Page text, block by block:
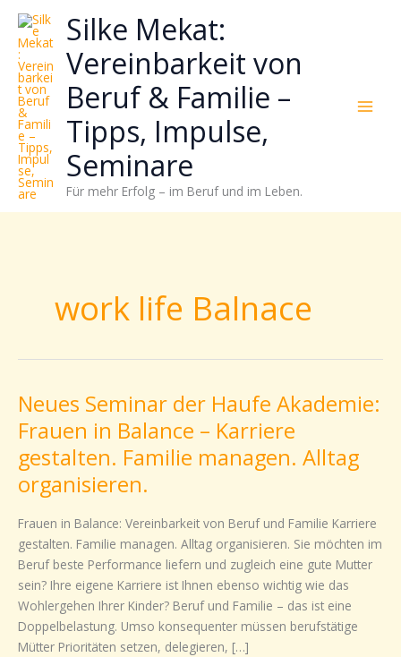
Zum
Inhalt
springen
Silke Mekat:
Vereinbarkeit von
Beruf & Familie –
Tipps, Impulse,
Seminare
Für mehr Erfolg – im Beruf und im Leben.
work life Balnace
Neues Seminar der Haufe Akademie:
Frauen in Balance – Karriere
gestalten. Familie managen. Alltag
organisieren.
Frauen in Balance: Vereinbarkeit von Beruf und Familie Karriere
gestalten. Familie managen. Alltag organisieren. Sie möchten im
Beruf beste Performance liefern und zugleich eine gute Mutter
sein? Ihre eigene Karriere ist Ihnen ebenso wichtig wie das
Wohlergehen Ihrer Kinder? Beruf und Familie – das ist eine
Doppelbelastung. Umso konsequenter müssen berufstätige
Mütter Prioritäten setzen, delegieren, […]
Neues
Seminar
der
Haufe
Akademie:
Frauen
in
Balance
–
Karriere
gestalten.
Familie
managen.
wie
sich
Stress
reduzieren
Energie
gezielter
einsetzen
lässt?
Einfach